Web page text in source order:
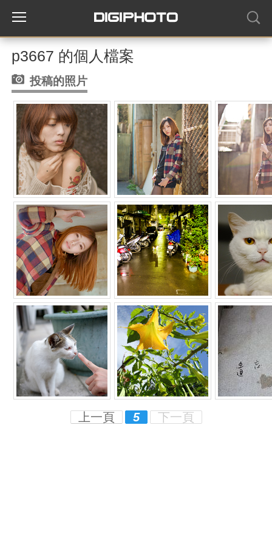
p3667 的個人檔案
投稿的照片
上一頁 5 下一頁